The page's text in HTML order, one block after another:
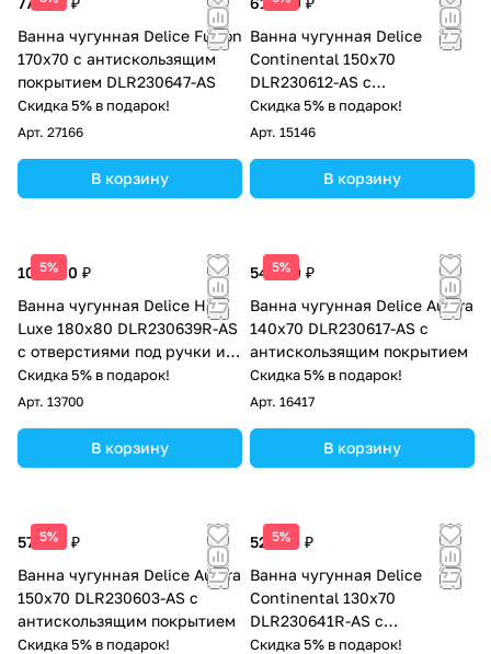
Ванна чугунная Delice Fusion
170х70 с антискользящим
покрытием DLR230647-AS
Скидка 5% в подарок!
Арт. 27166
В корзину
Ванна чугунная Delice
Continental 150х70
DLR230612-AS с
антискользящим покрытием
Скидка 5% в подарок!
Арт. 15146
В корзину
5%
102 000 ₽
Ванна чугунная Delice Haiti
Luxe 180х80 DLR230639R-AS
с отверстиями под ручки и
антискользящим покрытием
Скидка 5% в подарок!
Арт. 13700
В корзину
5%
54 500 ₽
Ванна чугунная Delice Aurora
140х70 DLR230617-AS с
антискользящим покрытием
Скидка 5% в подарок!
Арт. 16417
В корзину
5%
57 500 ₽
Ванна чугунная Delice Aurora
150х70 DLR230603-AS с
антискользящим покрытием
Скидка 5% в подарок!
5%
52 500 ₽
Ванна чугунная Delice
Continental 130х70
DLR230641R-AS с
отверстиями под ручки и
Скидка 5% в подарок!